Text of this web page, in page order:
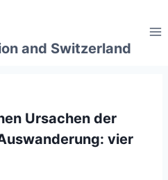
and Switzerland
Ursachen der
vier